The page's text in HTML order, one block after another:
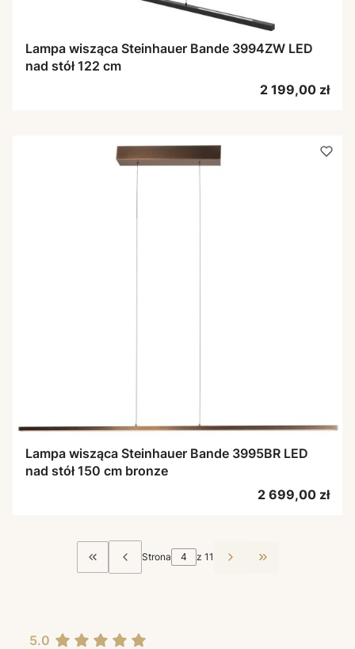
Lampa wisząca Steinhauer Bande 3994ZW LED
nad stół 122 cm
Cena
2 199,00 zł
Lampa wisząca Steinhauer Bande 3995BR LED
nad stół 150 cm bronze
Cena
2 699,00 zł
Wróć do pierwszej strony z produktami
Strona z 11 Przejdź do
5.0